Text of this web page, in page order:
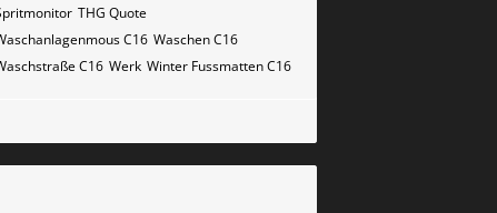
THG Quote
C16 Waschen C16
C16 Werk Winter Fussmatten C16